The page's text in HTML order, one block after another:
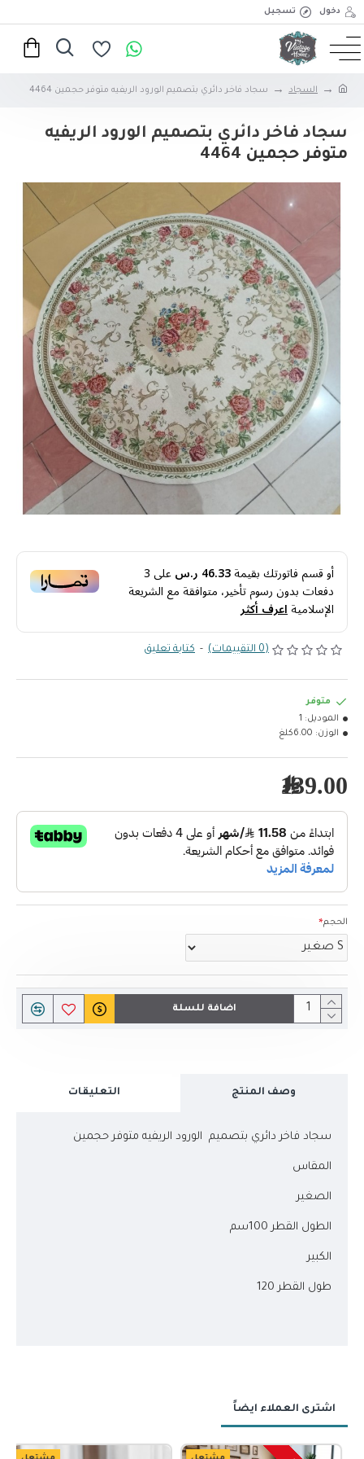
دخول تسجيل
السجاد سجاد فاخر دائري بتصميم الورود الريفيه متوفر حجمين 4464
سجاد فاخر دائري بتصميم الورود الريفيه
متوفر حجمين 4464
أو قسم فاتورتك بقيمة46.33 ر.س على3
دفعات بدون رسوم تأخير، متوافقة مع الشريعة
الإسلاميةاعرف أكثر
(0 التقييمات) - كتابة تعليق
139.00﷼
متوفر
الموديل: 1
الوزن: 6.00كلغ
الحجم
اضافة للسلة
وصف المنتج التعليقات
سجاد فاخر دائري بتصميم الورود الريفيه متوفر حجمين
المقاس
الصغير
الطول القطر 100سم
الكبير
طول القطر 120
اشترى العملاء ايضاً